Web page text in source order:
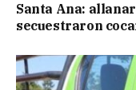
Santa Ana:
secuestraron